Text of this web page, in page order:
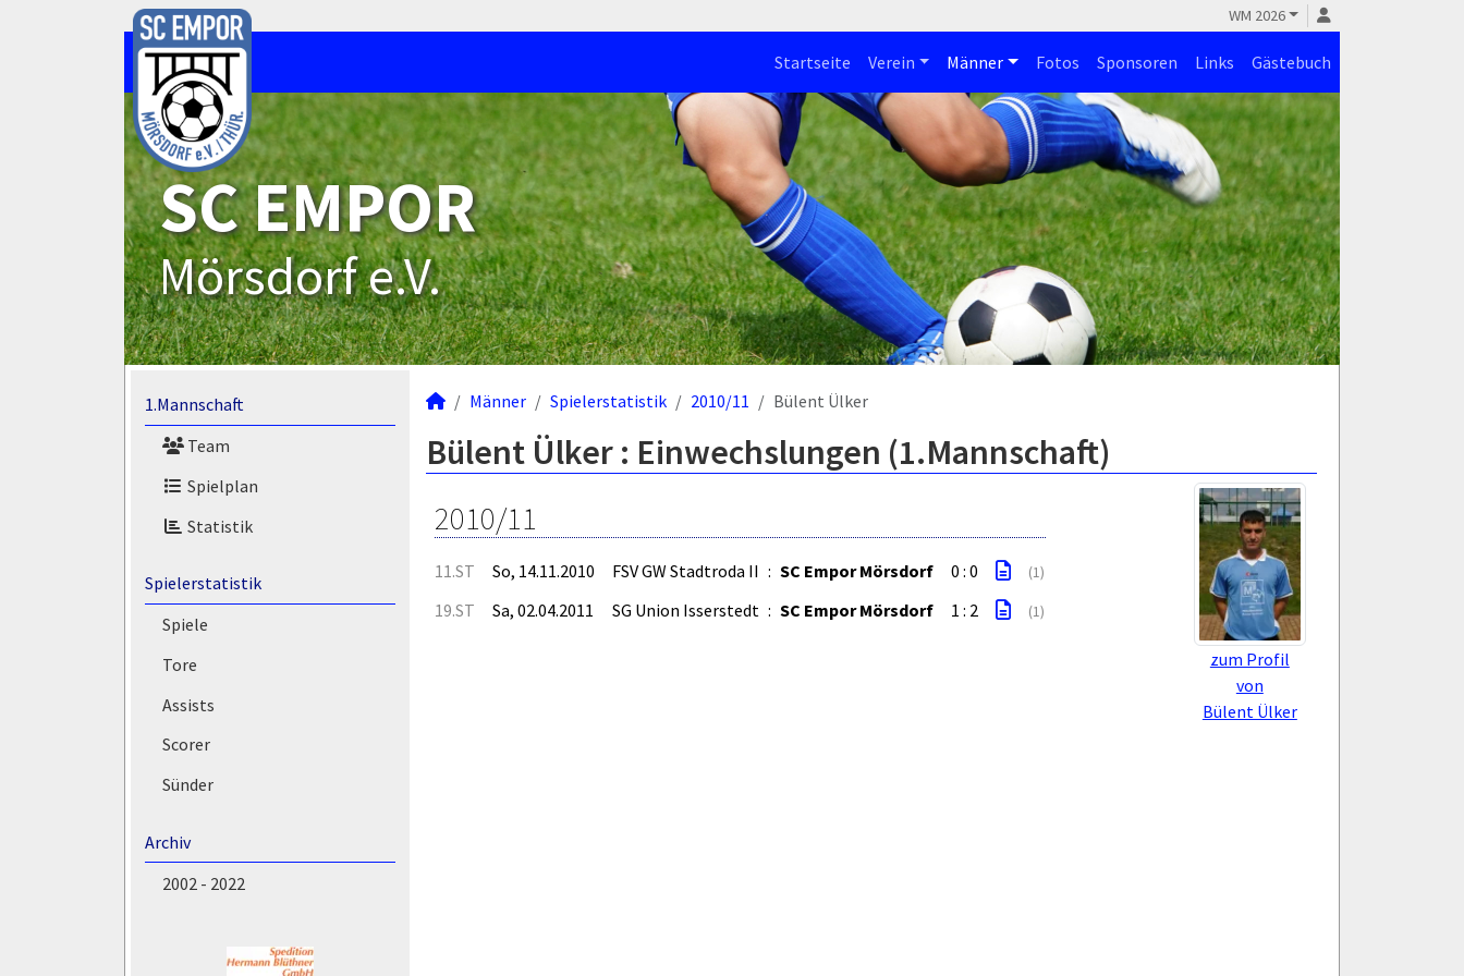
WM 2026
Startseite Verein Männer Fotos Sponsoren Links Gästebuch
SC EMPOR
Mörsdorf e.V.
1.Mannschaft
Team
Spielplan
Statistik
Spielerstatistik
Spiele
Tore
Assists
Scorer
Sünder
Archiv
2002 - 2022
Männer Spielerstatistik 2010/11 Bülent Ülker
Bülent Ülker : Einwechslungen (1.Mannschaft)
zum Profil
von
Bülent Ülker
2010/11
11.ST So, 14.11.2010 FSV GW Stadtroda II : SC Empor Mörsdorf 0 : 0 (1)
19.ST Sa, 02.04.2011 SG Union Isserstedt : SC Empor Mörsdorf 1 : 2 (1)